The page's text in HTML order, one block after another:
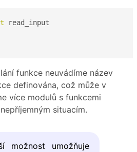
read_input
funkce neuvádíme název
definována, což může v
více modulů s funkcemi
situacím.
možnost umožňuje